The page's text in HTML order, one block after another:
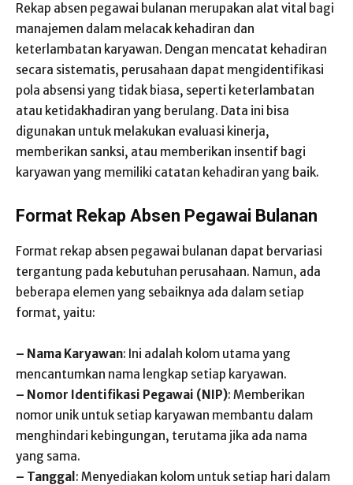
Rekap absen pegawai bulanan merupakan alat vital bagi
manajemen dalam melacak kehadiran dan
keterlambatan karyawan. Dengan mencatat kehadiran
secara sistematis, perusahaan dapat mengidentifikasi
pola absensi yang tidak biasa, seperti keterlambatan
atau ketidakhadiran yang berulang. Data ini bisa
digunakan untuk melakukan evaluasi kinerja,
memberikan sanksi, atau memberikan insentif bagi
karyawan yang memiliki catatan kehadiran yang baik.
Format Rekap Absen Pegawai Bulanan
Format rekap absen pegawai bulanan dapat bervariasi
tergantung pada kebutuhan perusahaan. Namun, ada
beberapa elemen yang sebaiknya ada dalam setiap
format, yaitu:
– Nama Karyawan: Ini adalah kolom utama yang
mencantumkan nama lengkap setiap karyawan.
– Nomor Identifikasi Pegawai (NIP): Memberikan
nomor unik untuk setiap karyawan membantu dalam
menghindari kebingungan, terutama jika ada nama
yang sama.
– Tanggal : Menyediakan kolom untuk setiap hari dalam